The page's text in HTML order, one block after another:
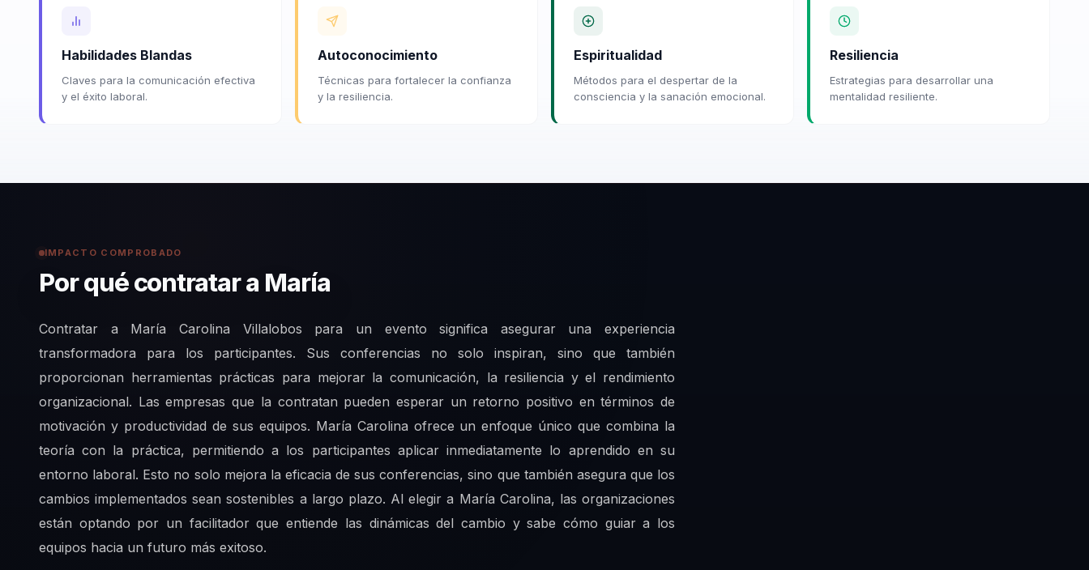
Habilidades Blandas
Claves para la comunicación efectiva
y el éxito laboral.
Autoconocimiento
Técnicas para fortalecer la confianza
y la resiliencia.
Espiritualidad
Métodos para el despertar de la
consciencia y la sanación emocional.
Resiliencia
Estrategias para desarrollar una
mentalidad resiliente.
IMPACTO COMPROBADO
Por qué contratar a María
Contratar a María Carolina Villalobos para un evento significa asegurar una experiencia
transformadora para los participantes. Sus conferencias no solo inspiran, sino que también
proporcionan herramientas prácticas para mejorar la comunicación, la resiliencia y el rendimiento
organizacional. Las empresas que la contratan pueden esperar un retorno positivo en términos de
motivación y productividad de sus equipos. María Carolina ofrece un enfoque único que combina la
teoría con la práctica, permitiendo a los participantes aplicar inmediatamente lo aprendido en su
entorno laboral. Esto no solo mejora la eficacia de sus conferencias, sino que también asegura que los
cambios implementados sean sostenibles a largo plazo. Al elegir a María Carolina, las organizaciones
están optando por un facilitador que entiende las dinámicas del cambio y sabe cómo guiar a los
equipos hacia un futuro más exitoso.